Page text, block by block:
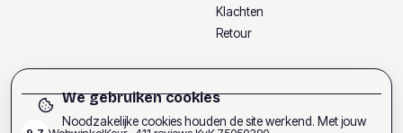
Klachten
Retour
We gebruiken cookies
Noodzakelijke cookies houden de site werkend. Met jouw